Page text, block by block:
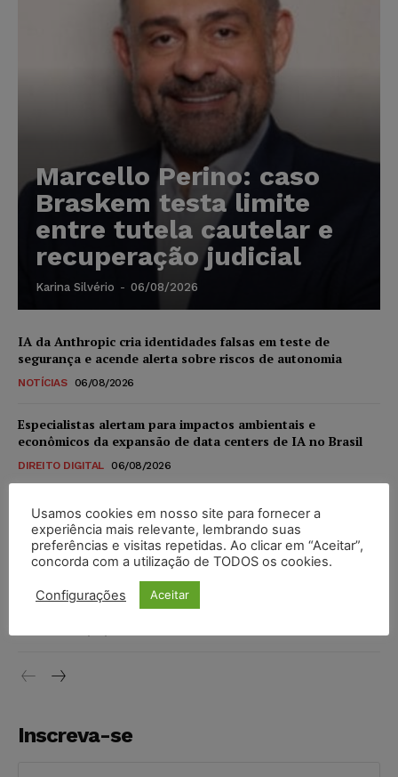
Marcello Perino: caso
Braskem testa limite
entre tutela cautelar e
recuperação judicial
Karina Silvério - 06/08/2026
IA da Anthropic cria identidades falsas em teste de
segurança e acende alerta sobre riscos de autonomia
NOTÍCIAS 06/08/2026
Especialistas alertam para impactos ambientais e
econômicos da expansão de data centers de IA no Brasil
DIREITO DIGITAL 06/08/2026
TSE reforça que sistemas das urnas eletrônicas tornam-se
invioláveis após assinatura digital e lacração
NOTÍCIAS 06/08/2026
STF inicia julgamento sobre constitucionalidade da
proibição dos jogos de azar no Brasil
Inscreva-se
Usamos cookies em nosso site para fornecer a
experiência mais relevante, lembrando suas
preferências e visitas repetidas. Ao clicar em “Aceitar”,
concorda com a utilização de TODOS os cookies.
Configurações Aceitar